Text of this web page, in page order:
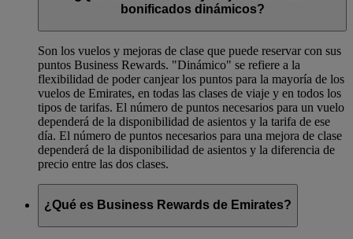
bonificados dinámicos?
Son los vuelos y mejoras de clase que puede reservar con sus
puntos Business Rewards. "Dinámico" se refiere a la
flexibilidad de poder canjear los puntos para la mayoría de los
vuelos de Emirates, en todas las clases de viaje y en todos los
tipos de tarifas. El número de puntos necesarios para un vuelo
dependerá de la disponibilidad de asientos y la tarifa de ese
día. El número de puntos necesarios para una mejora de clase
dependerá de la disponibilidad de asientos y la diferencia de
precio entre las dos clases.
¿Qué es Business Rewards de Emirates?